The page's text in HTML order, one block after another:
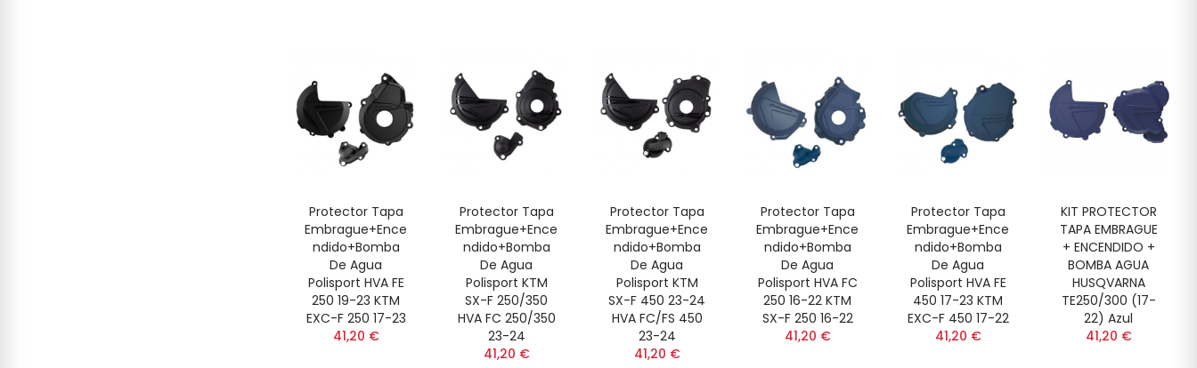
Protector Tapa
Embrague+Ence
Ndido+Bomba
De Agua
Polisport HVA FE
250 19-23 KTM
EXC-F 250 17-23
41,20 €
Protector Tapa
Embrague+Ence
Ndido+Bomba
De Agua
Polisport KTM
SX-F 250/350
HVA FC 250/350
23-24
41,20 €
Protector Tapa
Embrague+Ence
Ndido+Bomba
De Agua
Polisport KTM
SX-F 450 23-24
HVA FC/FS 450
23-24
41,20 €
Protector Tapa
Embrague+Ence
Ndido+Bomba
De Agua
Polisport HVA FC
250 16-22 KTM
SX-F 250 16-22
41,20 €
Protector Tapa
Embrague+Ence
Ndido+Bomba
De Agua
Polisport HVA FE
450 17-23 KTM
EXC-F 450 17-22
41,20 €
KIT PROTECTOR
TAPA EMBRAGUE
+ ENCENDIDO +
BOMBA AGUA
HUSQVARNA
TE250/300 (17-
22) Azul
41,20 €